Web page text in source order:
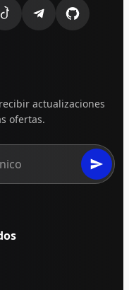
actualizaciones
ofertas.